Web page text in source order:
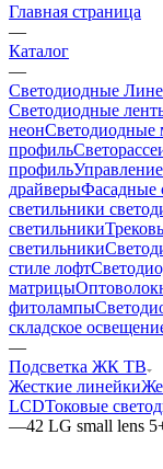
Главная страница
—
Каталог
—
Светодиодные
Светодиодные
неонСветодиодные
профиль
профиль
драйверыФасадные
светильники
светильники
светильники
стиле лофт
матрицы
фитолампы
складское
—
Подсветка ЖК ТВ
Жесткие линейки
LCDТоковые
—42 LG small lens